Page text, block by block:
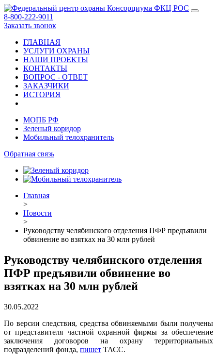
8-800-222-9011
Заказать звонок
ГЛАВНАЯ
УСЛУГИ ОХРАНЫ
НАШИ ПРОЕКТЫ
КОНТАКТЫ
ВОПРОС - ОТВЕТ
ЗАКАЗЧИКИ
ИСТОРИЯ
МОПБ РФ
Зеленый коридор
Мобильный телохранитель
Обратная связь
Главная
>
Новости
>
Руководству челябинского отделения ПФР предъявили
обвинение во взятках на 30 млн рублей
Руководству челябинского отделения
ПФР предъявили обвинение во
взятках на 30 млн рублей
30.05.2022
По версии следствия, средства обвиняемыми были получены
от представителя частной охранной фирмы за обеспечение
заключения договоров на охрану территориальных
подразделений фонда, пишет ТАСС.